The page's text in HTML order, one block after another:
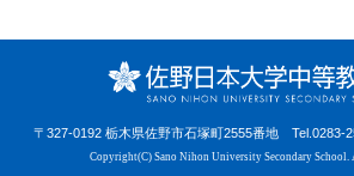
〒327-0192 栃木県佐野市石塚町2555番地 Tel.0283-
Copyright(C) Sano Nihon University Secondary School.